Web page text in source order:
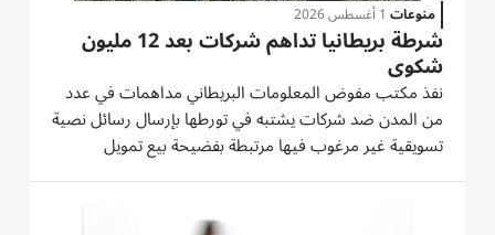
منوعات 1 أغسطس 2026
شرطة بريطانيا تداهم شركات بعد 12 مليون
شكوى
نفذ مكتب مفوض المعلومات البريطاني مداهمات في عدد
من المدن ضد شركات يشتبه في تورطها بإرسال رسائل نصية
تسويقية غير مرغوب فيها مرتبطة بفضيحة بيع تمويل
سيارات بطريقة مضللة. شملت الحملة تفتيش مقار ومنازل